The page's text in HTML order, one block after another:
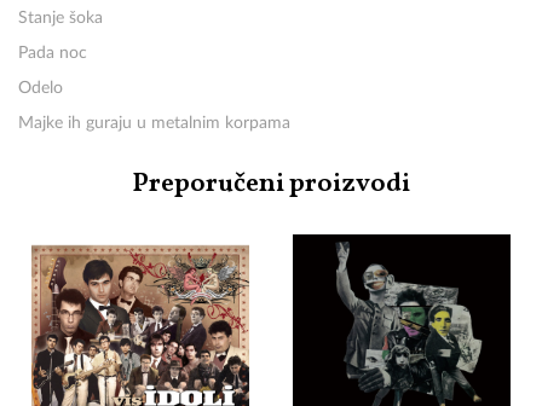
Stanje šoka
Pada noc
Odelo
Majke ih guraju u metalnim korpama
Preporučeni proizvodi